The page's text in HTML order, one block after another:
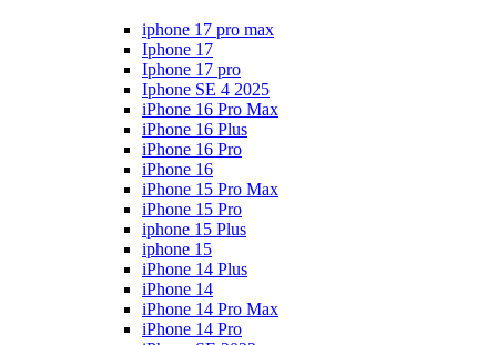
iphone 17 pro max
Iphone 17
Iphone 17 pro
Iphone SE 4 2025
iPhone 16 Pro Max
iPhone 16 Plus
iPhone 16 Pro
iPhone 16
iPhone 15 Pro Max
iPhone 15 Pro
iphone 15 Plus
iphone 15
iPhone 14 Plus
iPhone 14
iPhone 14 Pro Max
iPhone 14 Pro